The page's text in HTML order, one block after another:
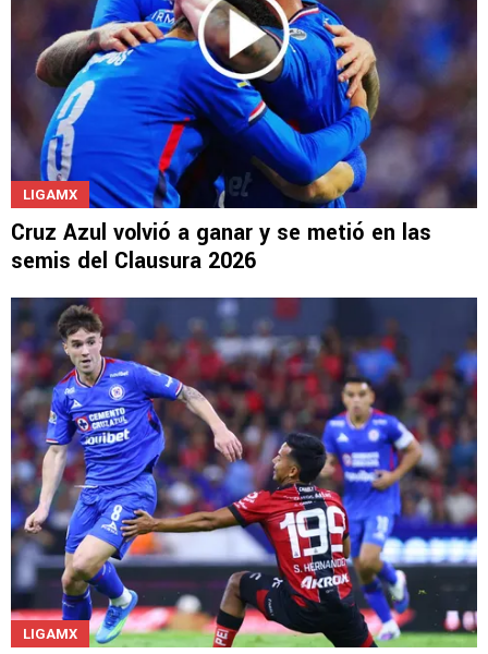
LIGAMX
Cruz Azul volvió a ganar y se metió en las
semis del Clausura 2026
LIGAMX